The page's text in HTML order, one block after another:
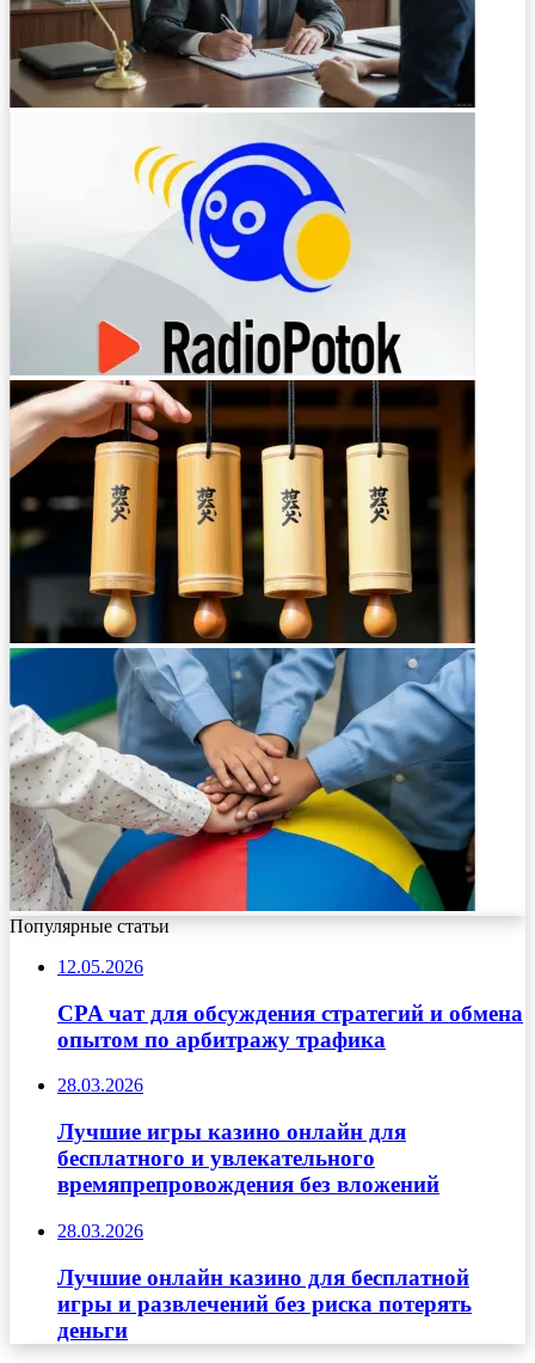
Популярные статьи
12.05.2026
CPA чат для обсуждения стратегий и обмена
опытом по арбитражу трафика
28.03.2026
Лучшие игры казино онлайн для
бесплатного и увлекательного
времяпрепровождения без вложений
28.03.2026
Лучшие онлайн казино для бесплатной
игры и развлечений без риска потерять
деньги